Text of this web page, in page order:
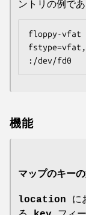
ントリの例で
floppy-vfat
:/dev/fd0
機能
マップのキー
location に